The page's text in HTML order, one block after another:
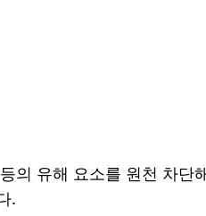
의 유해 요소를 원천 차단
.